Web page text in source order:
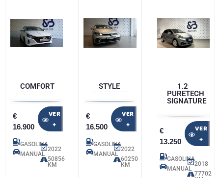
COMFORT
€
16.900
VER
+
GASOLINA
MANUAL
2022
50856
KM
STYLE
€
16.500
VER
+
GASOLINA
MANUAL
2022
60250
KM
1.2
PURETECH
SIGNATURE
€
13.250
VER
+
GASOLINA
MANUAL
2018
77702